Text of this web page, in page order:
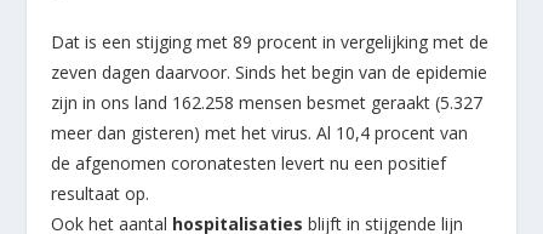
Dat is een stijging met 89 procent in vergelijking met de
zeven dagen daarvoor. Sinds het begin van de epidemie
zijn in ons land 162.258 mensen besmet geraakt (5.327
meer dan gisteren) met het virus. Al 10,4 procent van
de afgenomen coronatesten levert nu een positief
resultaat op.
Ook het aantal hospitalisaties blijft in stijgende lijn